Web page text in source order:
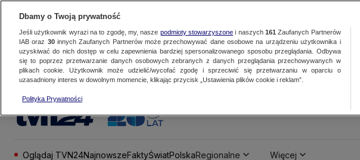
Oglądaj TVN24NajnowszeFaktyŚwiatPolskaRegionalne Więcej
Dbamy o Twoją prywatność
Jeśli użytkownik wyrazi na to zgodę, my, nasze podmioty stowarzyszonei naszych 161 Zaufanych Partnerów
IAB oraz 30innych Zaufanych Partnerów może przechowywać dane osobowe na urządzeniu użytkownika i
uzyskiwać do nich dostęp w celu zapewnienia bardziej spersonalizowanego sposobu przeglądania. Odbywa
się to poprzez przetwarzanie danych osobowych zebranych z danych przeglądania przechowywanych w
plikach cookie. Użytkownik może udzielić/wycofać zgodę i sprzeciwić się przetwarzaniu w oparciu o
uzasadniony interes w dowolnym momencie, klikając przycisk „Ustawienia plików cookie i reklam”.
Polityka Prywatności